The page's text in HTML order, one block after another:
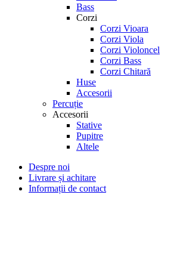
Bass
Corzi
Corzi Vioara
Corzi Viola
Corzi Violoncel
Corzi Bass
Corzi Chitară
Huse
Accesorii
Percuție
Accesorii
Stative
Pupitre
Altele
Despre noi
Livrare și achitare
Informații de contact